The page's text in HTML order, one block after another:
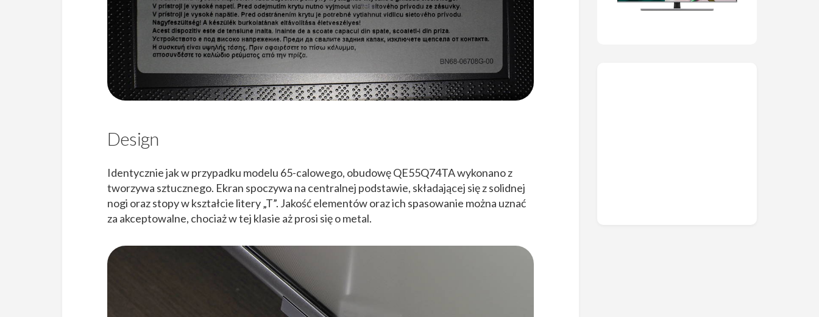
Design
Identycznie jak w przypadku modelu 65-calowego, obudowę QE55Q74TA wykonano z
tworzywa sztucznego. Ekran spoczywa na centralnej podstawie, składającej się z solidnej
nogi oraz stopy w kształcie litery „T”. Jakość elementów oraz ich spasowanie można uznać
za akceptowalne, chociaż w tej klasie aż prosi się o metal.